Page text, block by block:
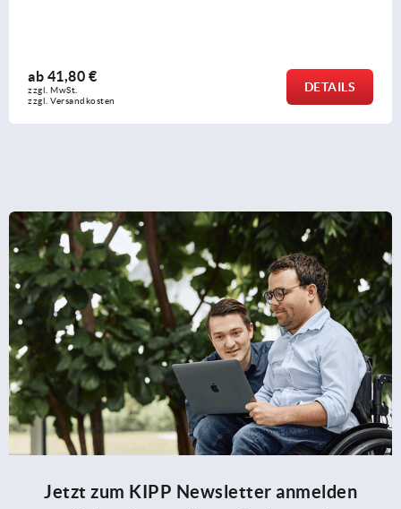
DETAILS
Jetzt zum KIPP Newsletter anmelden